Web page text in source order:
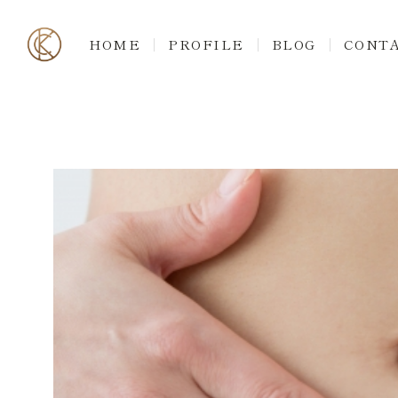
HOME PROFILE BLOG